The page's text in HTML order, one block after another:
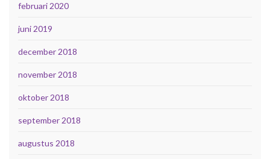
februari 2020
juni 2019
december 2018
november 2018
oktober 2018
september 2018
augustus 2018